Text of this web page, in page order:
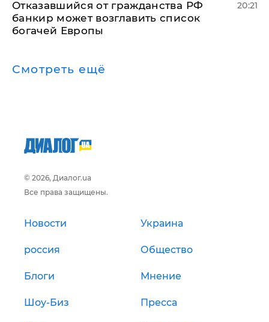
Отказавшийся от гражданства РФ
банкир может возглавить список
богачей Европы
20:21
Смотреть ещё
© 2026, Диалог.ua
Все права защищены.
Новости Украина
россия Общество
Блоги Мнение
Шоу-Биз Пресса